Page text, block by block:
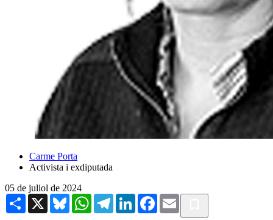
Carme Porta
Activista i exdiputada
05 de juliol de 2024
Share X BlueskyWhatsAppTelegramLinkedInFacebook
Email